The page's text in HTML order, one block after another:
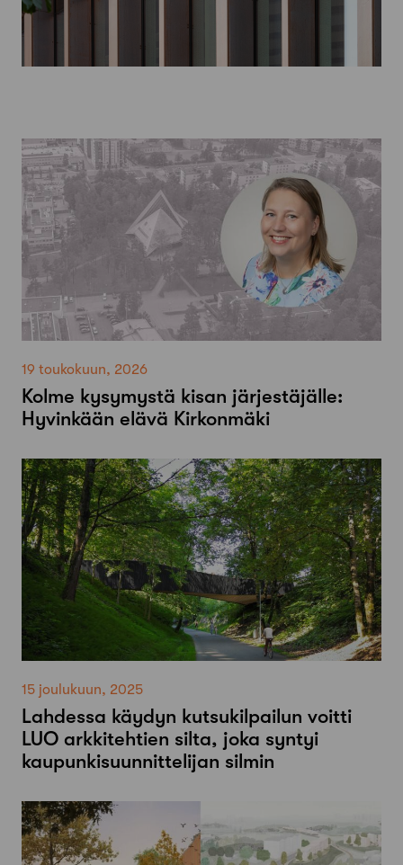
19 toukokuun, 2026
Kolme kysymystä kisan järjestäjälle:
Hyvinkään elävä Kirkonmäki
15 joulukuun, 2025
Lahdessa käydyn kutsukilpailun voitti
LUO arkkitehtien silta, joka syntyi
kaupunkisuunnittelijan silmin